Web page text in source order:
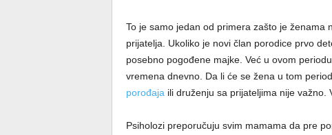
To je samo jedan od primera zašto je
prijatelja. Ukoliko je novi član porodice prvo
posebno pogođene majke. Već u ovom
vremena dnevno. Da li će se žena u tom
porođaja ili druženju sa prijateljima nije važno.
Psiholozi preporučuju svim mamama da pre